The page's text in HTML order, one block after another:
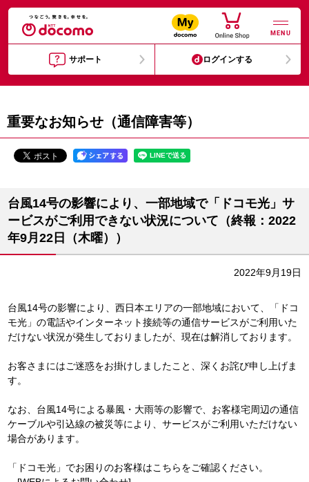
MENU
サポート ログインする
重要なお知らせ（通信障害等）
台風14号の影響により、一部地域で「ドコモ光」サ
ービスがご利用できない状況について（終報：2022
年9月22日（木曜））
2022年9月19日
台風14号の影響により、西日本エリアの一部地域において、「ドコ
モ光」の電話やインターネット接続等の通信サービスがご利用いた
だけない状況が発生しておりましたが、現在は解消しております。
お客さまにはご迷惑をお掛けしましたこと、深くお詫び申し上げま
す。
なお、台風14号による暴風・大雨等の影響で、お客様宅周辺の通信
ケーブルや引込線の被災等により、サービスがご利用いただけない
場合があります。
「ドコモ光」でお困りのお客様はこちらをご確認ください。